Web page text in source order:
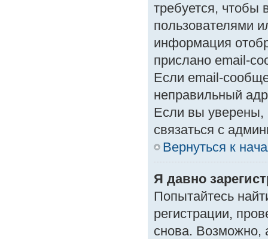
требуется, чтобы
пользователями
информация
прислано email-
Если email-
неправильный
Если вы уверены,
связаться с
Вернуться к
Я давно
Попытайтесь
регистрации,
снова. Возможно,